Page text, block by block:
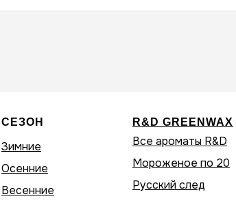
R&D GREENWAX
Все ароматы R&D
Мороженое по 20
Русский след
СЕЗОН
Зимние
Осенние
Весенние